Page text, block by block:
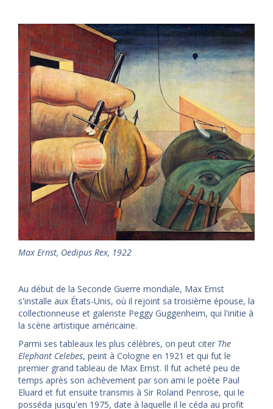
Max Ernst, Oedipus Rex, 1922
Au début de la Seconde Guerre mondiale, Max Ernst
s'installe aux États-Unis, où il rejoint sa troisième épouse, la
collectionneuse et galeriste Peggy Guggenheim, qui l'initie à
la scène artistique américaine.
Parmi ses tableaux les plus célèbres, on peut citer The
Elephant Celebes, peint à Cologne en 1921 et qui fut le
premier grand tableau de Max Ernst. Il fut acheté peu de
temps après son achèvement par son ami le poète Paul
Eluard et fut ensuite transmis à Sir Roland Penrose, qui le
posséda jusqu'en 1975, date à laquelle il le céda au profit